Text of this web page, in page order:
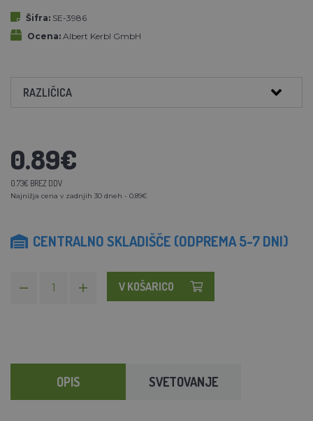
Šifra: SE-3986
Ocena: Albert Kerbl GmbH
RAZLIČICA
0.89€
0.73€ BREZ DDV
Najnižja cena v zadnjih 30 dneh - 0.89€
CENTRALNO SKLADIŠČE (ODPREMA 5-7 DNI)
V KOŠARICO
OPIS SVETOVANJE